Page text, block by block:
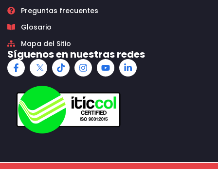
Preguntas frecuentes
Glosario
Mapa del Sitio
Síguenos en nuestras redes